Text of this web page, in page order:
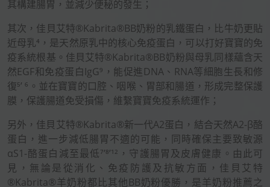
其構建腸胃，並減少便秘的發生；
其次，佳貝艾特®Kabrita®BB奶粉的乳鐵蛋白，比牛奶更貼
近母乳⁴，是天然原乳中的核心免疫蛋白，可以打好寶寶的免
疫系統根基。佳貝艾特®Kabrita®BB奶粉與母乳同樣蘊含天
然EGF和免疫蛋白IgG⁹，能促進DNA、RNA等細胞生長和修
復⁵’ ⁶。並在寶寶的口腔、咽喉、胃部和腸道，形成完整保護
膜，保護腸道免受損傷，維繫寶寶免疫系統運作；
另外，佳貝艾特®Kabrita®新一代A2蛋白，結合天然A2-β酪
蛋白，進一步減低腸胃不適的可能，同時確保主要致敏源
αS1-酪蛋白減至最低⁷’⁸’¹²，守護腸胃及皮膚健康。由此可
見，無論是從消化、免疫防護及抗敏方面，佳貝艾特
®Kabrita®羊奶粉都比其他BB奶粉優勝，是羊奶粉推薦之